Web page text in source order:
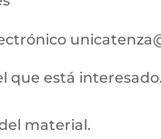
que está interesado.
material.